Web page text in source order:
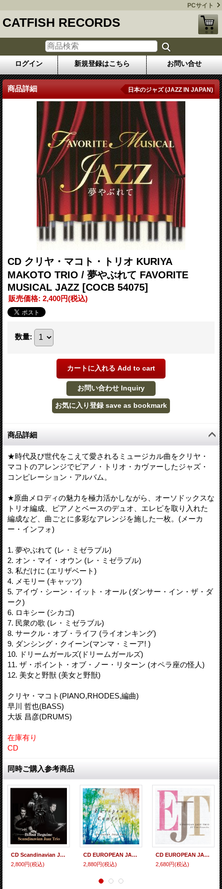
PCサイト
CATFISH RECORDS
ログイン 新規登録はこちら お問い合せ
商品詳細 日本のジャズ (JAZZ IN JAPAN)
CD クリヤ・マコト・トリオ KURIYA
MAKOTO TRIO / 夢やぶれて FAVORITE
MUSICAL JAZZ [COCB 54075]
販売価格: 2,400円(税込)
数量:
商品詳細
★時代及び世代をこえて愛されるミュージカル曲をクリヤ・
マコトのアレンジでピアノ・トリオ・カヴァーしたジャズ・
コンピレーション・アルバム。
★原曲メロディの魅力を極力活かしながら、オーソドックスな
トリオ編成、ピアノとベースのデュオ、エレピを取り入れた
編成など、曲ごとに多彩なアレンジを施した一枚。(メーカ
ー・インフォ)
1. 夢やぶれて (レ・ミゼラブル)
2. オン・マイ・オウン (レ・ミゼラブル)
3. 私だけに (エリザベート)
4. メモリー (キャッツ)
5. アイヴ・シーン・イット・オール (ダンサー・イン・ザ・ダ
ーク)
6. ロキシー (シカゴ)
7. 民衆の歌 (レ・ミゼラブル)
8. サークル・オブ・ライフ (ライオンキング)
9. ダンシング・クイーン(マンマ・ミーア! )
10. ドリームガールズ(ドリームガールズ)
11. ザ・ポイント・オブ・ノー・リターン (オペラ座の怪人)
12. 美女と野獣 (美女と野獣)
クリヤ・マコト(PIANO,RHODES,編曲)
早川 哲也(BASS)
大坂 昌彦(DRUMS)
在庫有り
CD
同時ご購入参考商品
CD Scandinavian Jazz Trio スカンジナビアン・ジャズ・トリオ / Bossa Beguine
2,800円(税込)
CD EUROPEAN JAZZ TRIO ヨーロピアン・ジャズ・トリオ / EUROPEAN COMFORT
2,880円(税込)
CD EUROPEAN JAZZ TRIO ヨーロピアン・ジャズ・トリオ / All Time Favorites
2,680円(税込)